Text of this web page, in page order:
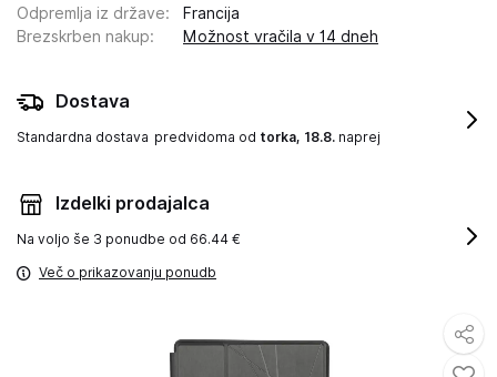
Odpremlja iz države:
Francija
Brezskrben nakup: Možnost vračila v 14 dneh
Dostava
Standardna dostava predvidoma od torka, 18.8. naprej
Izdelki prodajalca
Na voljo še 3 ponudbe od 66.44 €
Več o prikazovanju ponudb